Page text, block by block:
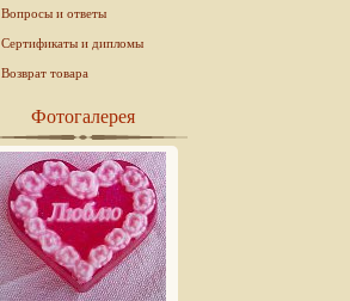
Вопросы и ответы
Сертификаты и дипломы
Возврат товара
Фотогалерея